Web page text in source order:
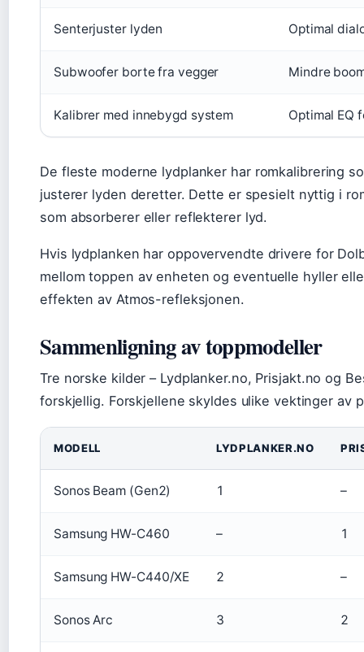
Senterjuster lyden Optimal
Subwoofer borte fra vegger Mindre
Kalibrer med innebygd system Optimal EQ
De fleste moderne lydplanker har romkalibrering
justerer lyden deretter. Dette er spesielt nyttig i
som absorberer eller reflekterer lyd.
Hvis lydplanken har oppovervendte drivere for
mellom toppen av enheten og eventuelle hyller
effekten av Atmos-refleksjonen.
Sammenligning av toppmodeller
Tre norske kilder – Lydplanker.no, Prisjakt.no og
forskjellig. Forskjellene skyldes ulike vektinger av
MODELL LYDPLANKER.NO
Sonos Beam (Gen2) 1 –
Samsung HW-C460 – 1
Samsung HW-C440/XE 2 –
Sonos Arc 3 2